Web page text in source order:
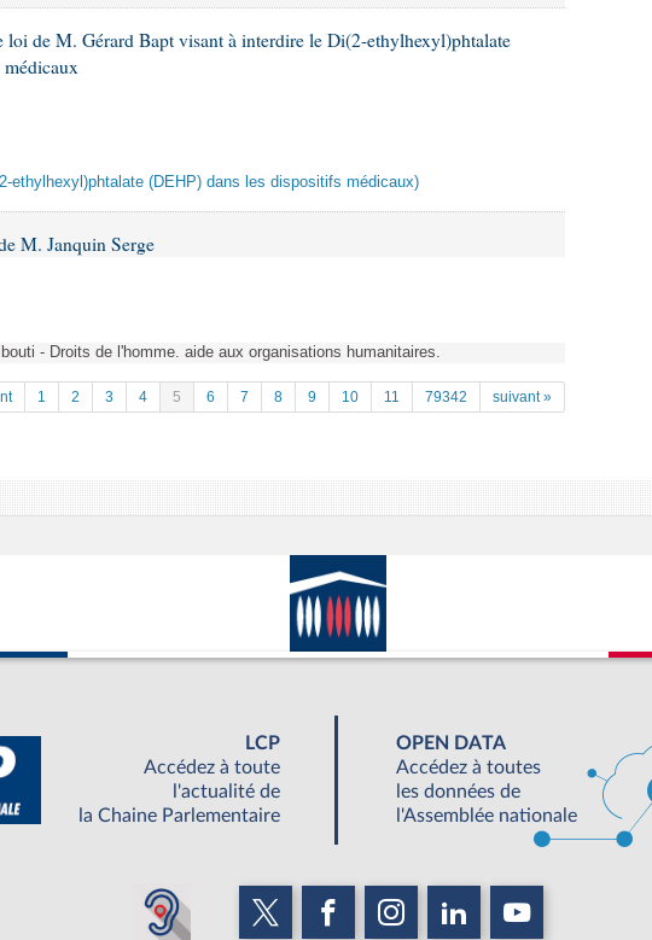
loi de M. Gérard Bapt visant à interdire le Di(2-ethylhexyl)phtalate
ethylhexyl)phtalate (DEHP) dans les dispositifs médicaux)
M. Janquin Serge
- Droits de l'homme. aide aux organisations humanitaires.
1 2 3 4 5 6 7 8 9 10 11 79342 suivant »
LCP
Accédez à toute
l'actualité de
la Chaine Parlementaire
OPEN DATA
Accédez à toutes
les données de
l'Assemblée nationale